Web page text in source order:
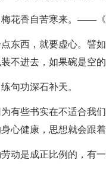
花香自苦寒来。——《
东西，就要虚心。譬
不进去，如果碗是空的
句功深石补天。
有些书实在不适合我
心健康，思想就会跟
动是成正比例的，有